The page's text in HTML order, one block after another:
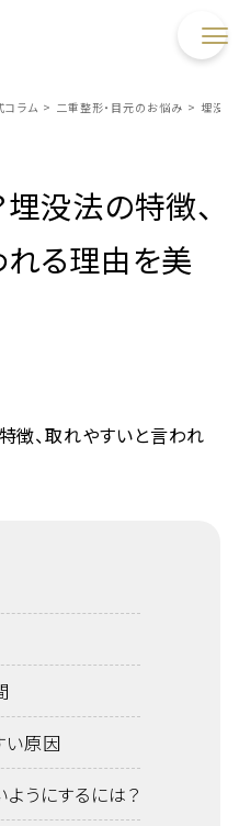
コラム > 二重整形・目元のお悩み > 埋没法
没法の特徴、
る理由を美
原因
うにするには？